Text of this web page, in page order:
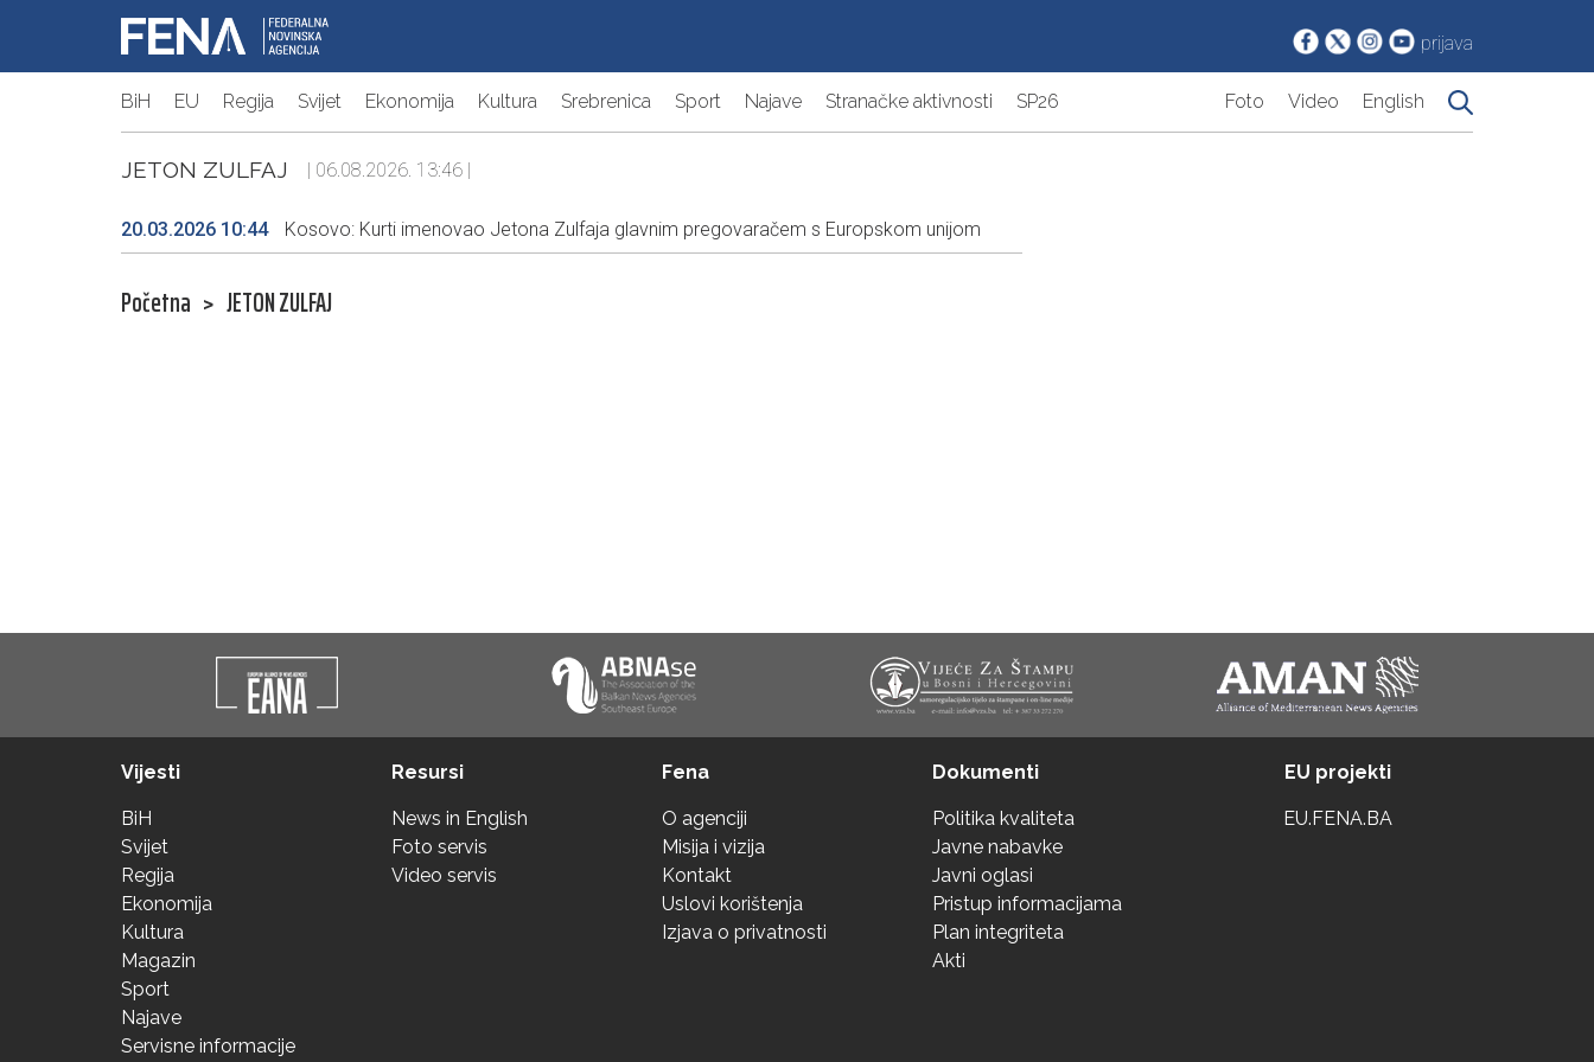
prijava
BiH EU Regija Svijet Ekonomija Kultura Srebrenica Sport Najave Stranačke aktivnosti SP26 Foto Video English
JETON ZULFAJ | 06.08.2026. 13:46 |
20.03.2026 10:44 Kosovo: Kurti imenovao Jetona Zulfaja glavnim pregovaračem s Europskom unijom
Početna > JETON ZULFAJ
Vijesti
BiH
Svijet
Regija
Ekonomija
Kultura
Magazin
Sport
Najave
Servisne informacije
Resursi
News in English
Foto servis
Video servis
Fena
O agenciji
Misija i vizija
Kontakt
Uslovi korištenja
Izjava o privatnosti
Dokumenti
Politika kvaliteta
Javne nabavke
Javni oglasi
Pristup informacijama
Plan integriteta
Akti
EU projekti
EU.FENA.BA